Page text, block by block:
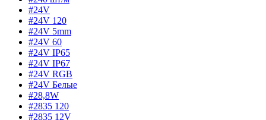
#24V
#24V 120
#24V 5mm
#24V 60
#24V IP65
#24V IP67
#24V RGB
#24V Белые
#28,8W
#2835 120
#2835 12V